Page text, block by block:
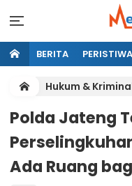
BERITA PERISTIWA
Hukum &
Polda Jateng
Ada Ruang